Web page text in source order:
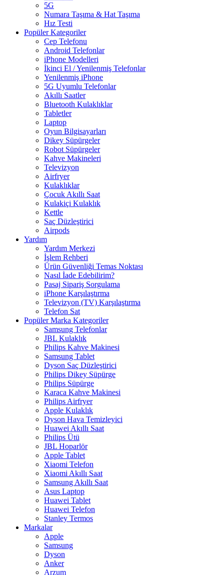
5G
Numara Taşıma & Hat Taşıma
Hız Testi
Popüler Kategoriler
Cep Telefonu
Android Telefonlar
iPhone Modelleri
İkinci El / Yenilenmiş Telefonlar
Yenilenmiş iPhone
5G Uyumlu Telefonlar
Akıllı Saatler
Bluetooth Kulaklıklar
Tabletler
Laptop
Oyun Bilgisayarları
Dikey Süpürgeler
Robot Süpürgeler
Kahve Makineleri
Televizyon
Airfryer
Kulaklıklar
Çocuk Akıllı Saat
Kulakiçi Kulaklık
Kettle
Saç Düzleştirici
Airpods
Yardım
Yardım Merkezi
İşlem Rehberi
Ürün Güvenliği Temas Noktası
Nasıl İade Edebilirim?
Pasaj Sipariş Sorgulama
iPhone Karşılaştırma
Televizyon (TV) Karşılaştırma
Telefon Sat
Popüler Marka Kategoriler
Samsung Telefonlar
JBL Kulaklık
Philips Kahve Makinesi
Samsung Tablet
Dyson Saç Düzleştirici
Philips Dikey Süpürge
Philips Süpürge
Karaca Kahve Makinesi
Philips Airfryer
Apple Kulaklık
Dyson Hava Temizleyici
Huawei Akıllı Saat
Philips Ütü
JBL Hoparlör
Apple Tablet
Xiaomi Telefon
Xiaomi Akıllı Saat
Samsung Akıllı Saat
Asus Laptop
Huawei Tablet
Huawei Telefon
Stanley Termos
Markalar
Apple
Samsung
Dyson
Anker
Arzum